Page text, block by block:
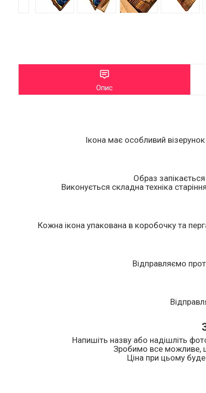
Опис
Ікона має особливий
Образ
Виконується складна техніка
Кожна ікона упакована в коробочку та
Відправляємо
Напишіть назву або надішліть
Зробимо все можливе,
Ціна при цьому